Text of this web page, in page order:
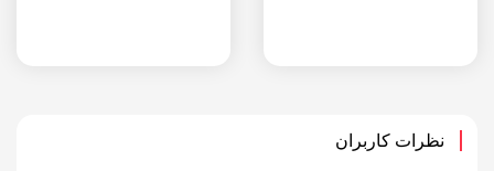
نظرات کاربران